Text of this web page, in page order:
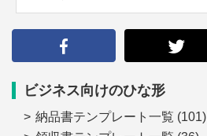
ビジネス向けのひな形
納品書テンプレート一覧 (101)